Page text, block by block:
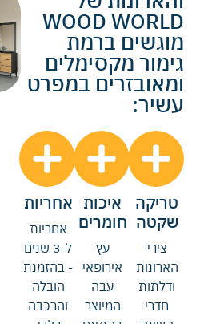
WOOD WORLD
מוגשים ברמת
גימור מקסימלים
ומאובזרים במפרט
עשיר:
טריקה
שקטה
צירי
הארונות
ודלתות
חדרי
איכות
חומרים
עץ
אירופאי
עבה
המיוצר
אחריות
אחריות
ל-3 שנים
- בהזמנת
הובלה
והרכבה